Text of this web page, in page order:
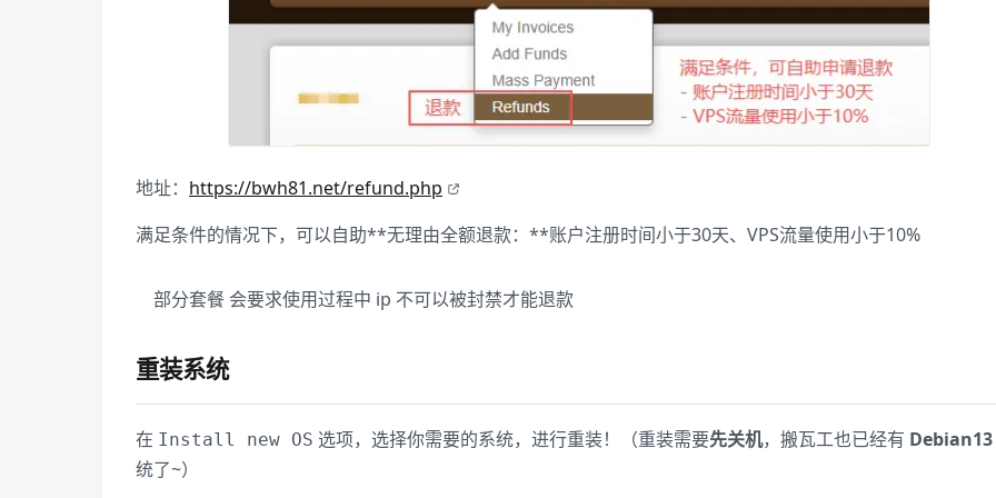
地址： https://bwh81.net/refund.php
满足条件的情况下，可以自助**无理由全额退款：**账户注册时间小于30天、VPS流量使用小于10%
部分套餐 会要求使用过程中 ip 不可以被封禁才能退款
重装系统
在 Install new OS ​ 选项，选择你需要的系统，进行重装！（重装需要先关机，搬瓦工也已经有 Debian13
统了~）